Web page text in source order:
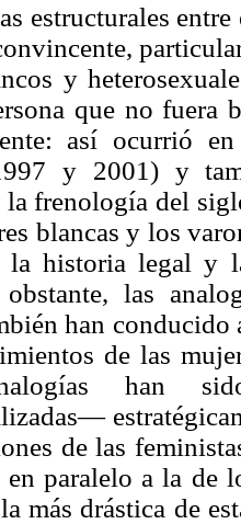
estructurales
y
que no fuera
así ocurrió
y 2001) y
la frenología del
blancas y los
la historia legal y
las
han
de las
han
de las
en paralelo a la de
más drástica de